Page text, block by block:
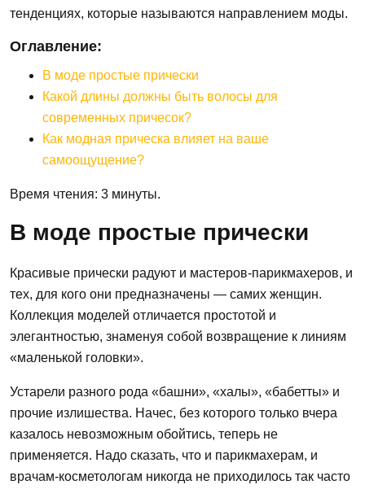
тенденциях, которые называются направлением моды.
Оглавление:
В моде простые прически
Какой длины должны быть волосы для
современных причесок?
Как модная прическа влияет на ваше
самоощущение?
Время чтения: 3 минуты.
В моде простые прически
Красивые прически радуют и мастеров-парикмахеров, и
тех, для кого они предназначены — самих женщин.
Коллекция моделей отличается простотой и
элегантностью, знаменуя собой возвращение к линиям
«маленькой головки».
Устарели разного рода «башни», «халы», «бабетты» и
прочие излишества. Начес, без которого только вчера
казалось невозможным обойтись, теперь не
применяется. Надо сказать, что и парикмахерам, и
врачам-косметологам никогда не приходилось так часто